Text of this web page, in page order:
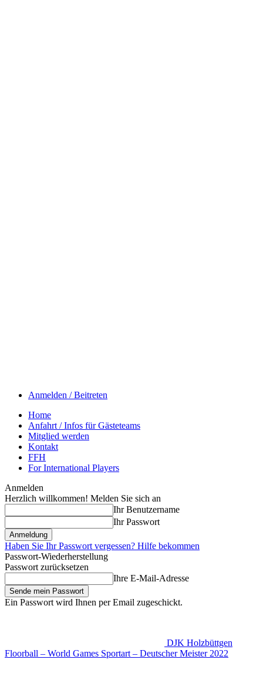
Anmelden / Beitreten
Home
Anfahrt / Infos für Gästeteams
Mitglied werden
Kontakt
FFH
For International Players
Anmelden
Herzlich willkommen! Melden Sie sich an
Ihr Benutzername
Ihr Passwort
Haben Sie Ihr Passwort vergessen? Hilfe bekommen
Passwort-Wiederherstellung
Passwort zurücksetzen
Ihre E-Mail-Adresse
Ein Passwort wird Ihnen per Email zugeschickt.
DJK Holzbüttgen
Floorball – World Games Sportart – Deutscher Meister 2022